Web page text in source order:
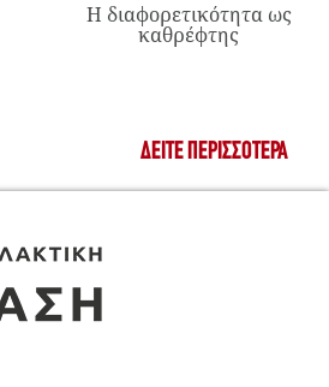
Η διαφορετικότητα ως
καθρέφτης
ΔΕΊΤΕ ΠΕΡΙΣΣΌΤΕΡΑ